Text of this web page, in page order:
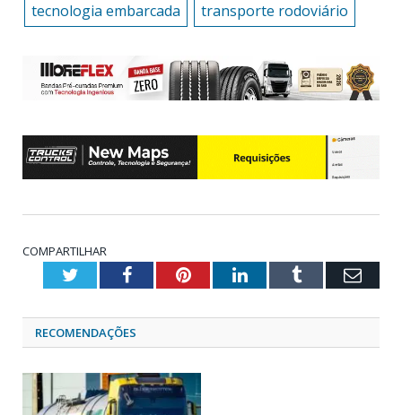
tecnologia embarcada
transporte rodoviário
COMPARTILHAR
TwitterFacebookPinterestLinkedInTumblr
RECOMENDAÇÕES